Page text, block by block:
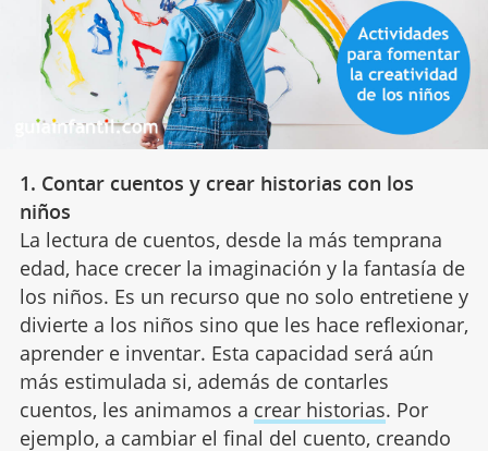
1. Contar cuentos y crear historias con los
niños
La lectura de cuentos, desde la más temprana
edad, hace crecer la imaginación y la fantasía de
los niños. Es un recurso que no solo entretiene y
divierte a los niños sino que les hace reflexionar,
aprender e inventar. Esta capacidad será aún
más estimulada si, además de contarles
cuentos, les animamos a crear historias. Por
ejemplo, a cambiar el final del cuento, creando